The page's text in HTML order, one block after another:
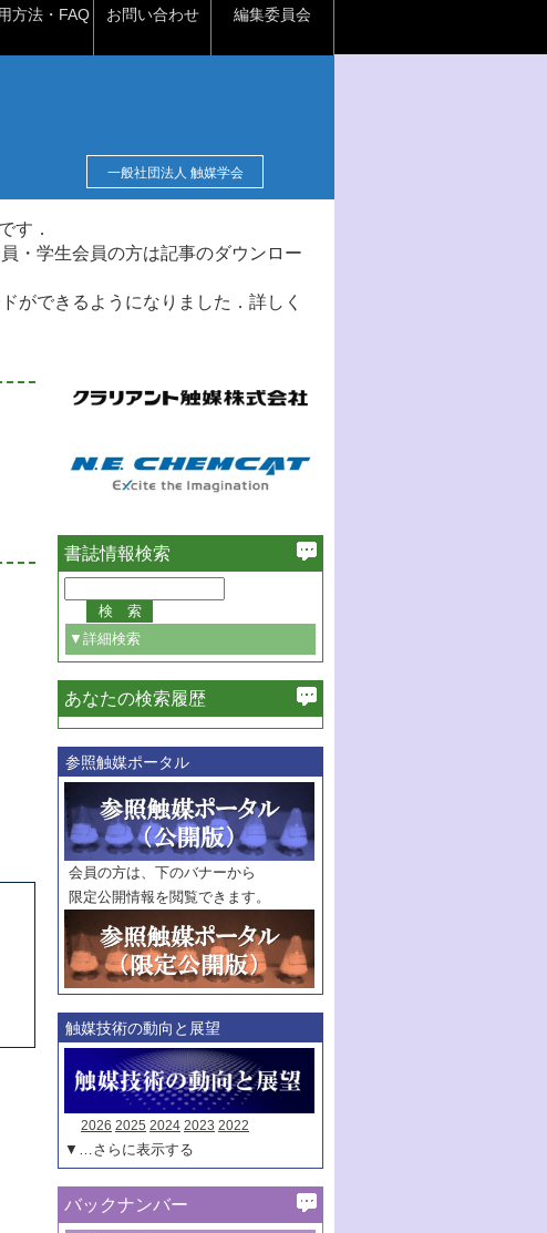
方法・FAQ お問い合わせ 編集委員会
一般社団法人 触媒学会
す．
・学生会員の方は記事のダウンロー
ができるようになりました．詳しく
書誌情報検索
▼詳細検索
必ず含む
巻・号指定
巻
号
範囲指定
巻
号～
巻
号
触媒年鑑
年度
記事種別
マーク：
マークあり
あなたの検索履歴
参照触媒ポータル
会員の方は、下のバナーから
限定公開情報を閲覧できます。
触媒技術の動向と展望
2026 2025 2024 2023 2022
▼…さらに表示する
バックナンバー